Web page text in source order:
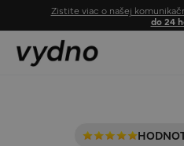
Zistite viac o našej
do 24